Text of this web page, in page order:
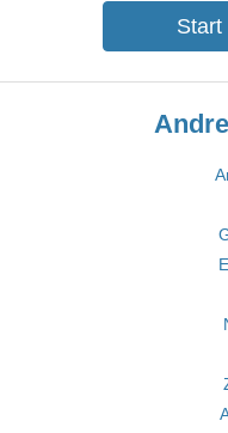
Start